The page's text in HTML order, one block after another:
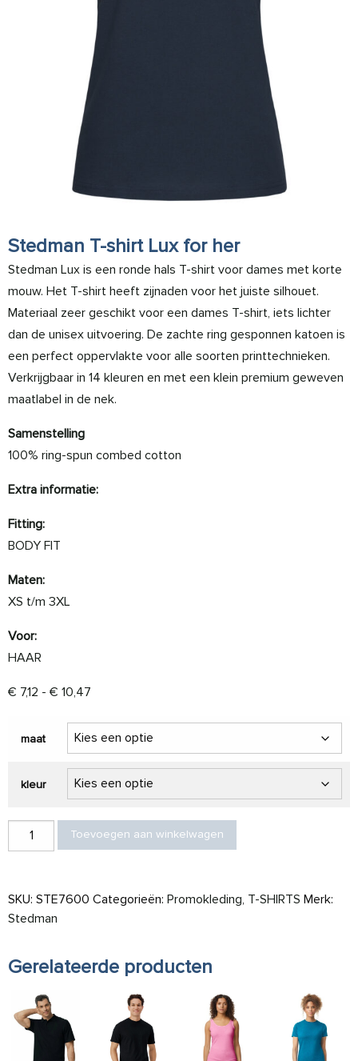
Stedman T-shirt Lux for her
Stedman Lux is een ronde hals T-shirt voor dames met korte
mouw. Het T-shirt heeft zijnaden voor het juiste silhouet.
Materiaal zeer geschikt voor een dames T-shirt, iets lichter
dan de unisex uitvoering. De zachte ring gesponnen katoen is
een perfect oppervlakte voor alle soorten printtechnieken.
Verkrijgbaar in 14 kleuren en met een klein premium geweven
maatlabel in de nek.
Samenstelling
100% ring-spun combed cotton
Extra informatie:
Fitting:
BODY FIT
Maten:
XS t/m 3XL
Voor:
HAAR
€ 7,12 - € 10,47
maat
kleur
Stedman T-shirt Lux for her aantal
Toevoegen aan winkelwagen
SKU: STE7600 Categorieën: Promokleding, T-SHIRTS Merk:
Stedman
Gerelateerde producten